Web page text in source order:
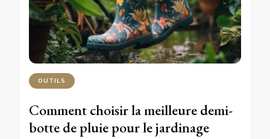
OUTILS
Comment choisir la meilleure demi-
botte de pluie pour le jardinage